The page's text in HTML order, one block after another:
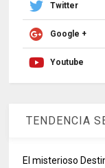
Twitter
Google +
Youtube
TENDENCIA
El misterioso